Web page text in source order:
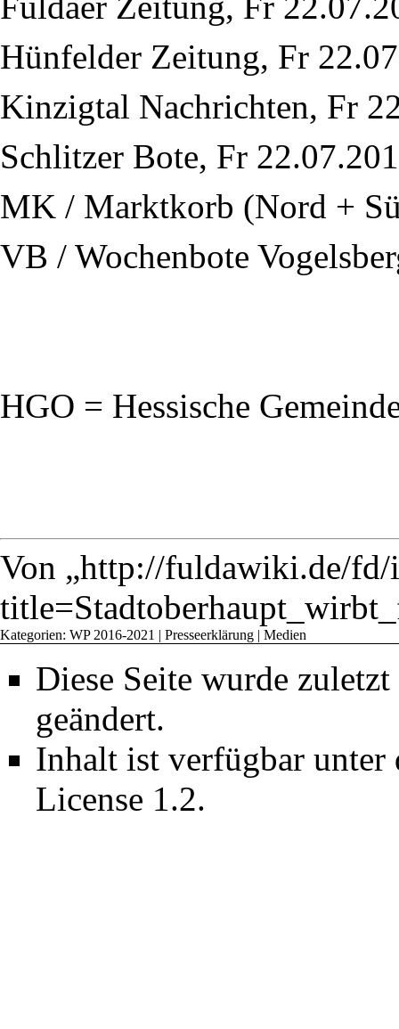
Hünfelder Zeitung, Fr
Kinzigtal Nachrichten, Fr
Schlitzer Bote, Fr
MK / Marktkorb (Nord +
VB / Wochenbote
HGO = Hessische
Von „http://fuldawiki.de/fd/
Kategorien: WP 2016-2021 | Presseerklärung | Medien
Diese Seite wurde
geändert.
Inhalt ist verfügbar
License 1.2.